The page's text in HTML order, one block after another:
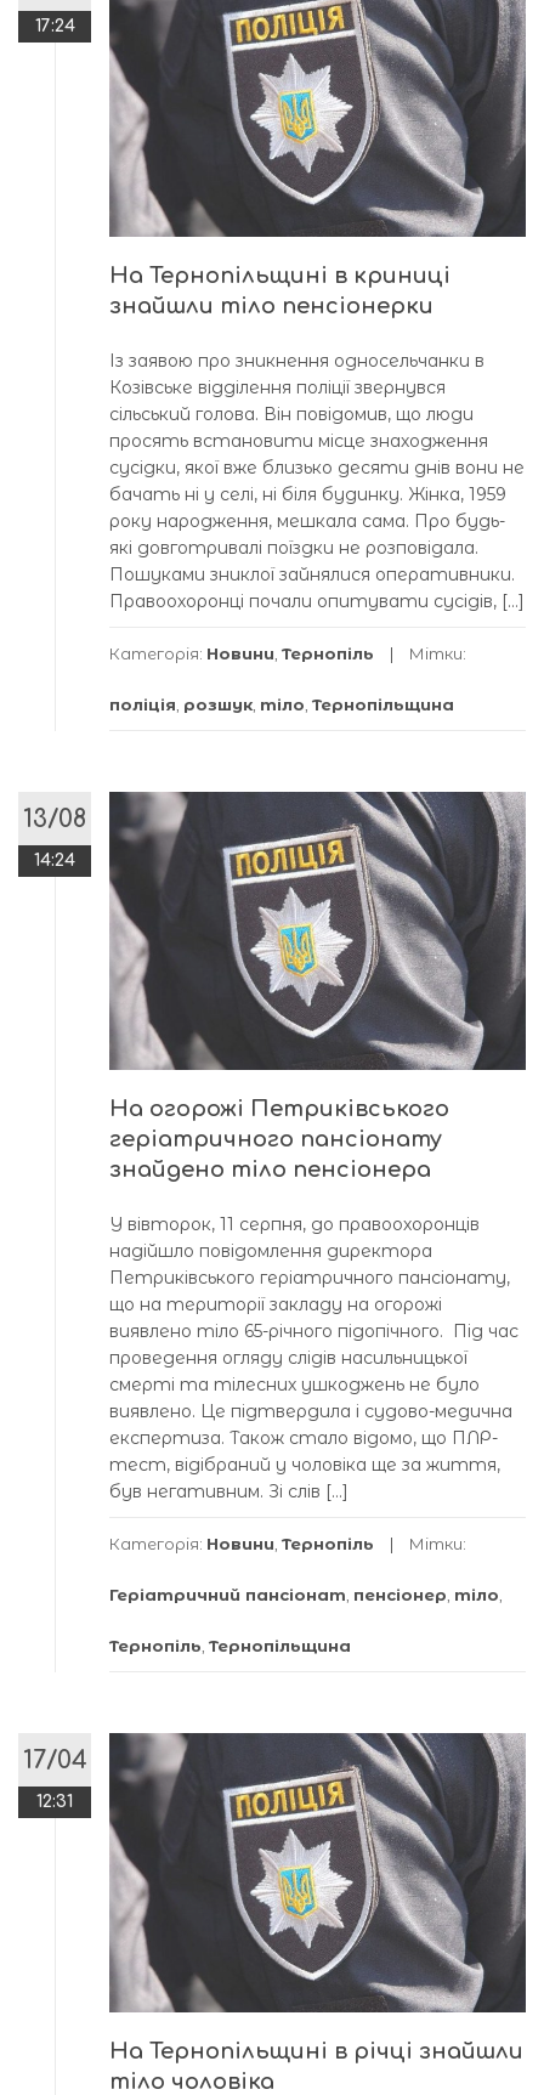
17:24
На Тернопільщині в криниці
знайшли тіло пенсіонерки
Із заявою про зникнення односельчанки в
Козівське відділення поліції звернувся
сільський голова. Він повідомив, що люди
просять встановити місце знаходження
сусідки, якої вже близько десяти днів вони не
бачать ні у селі, ні біля будинку. Жінка, 1959
року народження, мешкала сама. Про будь-
які довготривалі поїздки не розповідала.
Пошуками зниклої зайнялися оперативники.
Правоохоронці почали опитувати сусідів, […]
Категорія: Новини Тернопіль Мітки:
поліція розшук тіло Тернопільщина
13/08
14:24
На огорожі Петриківського
геріатричного пансіонату
знайдено тіло пенсіонера
У вівторок, 11 серпня, до правоохоронців
надійшло повідомлення директора
Петриківського геріатричного пансіонату,
що на території закладу на огорожі
виявлено тіло 65-річного підопічного. Під час
проведення огляду слідів насильницької
смерті та тілесних ушкоджень не було
виявлено. Це підтвердила і судово-медична
експертиза. Також стало відомо, що ПЛР-
тест, відібраний у чоловіка ще за життя,
був негативним. Зі слів […]
Категорія: Новини, Тернопіль Мітки:
Геріатричний пансіонат, пенсіонер, тіло,
Тернопіль, Тернопільщина
17/04
12:31
На Тернопільщині в річці знайшли
тіло чоловіка